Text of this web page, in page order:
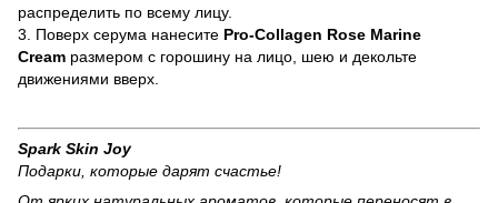
распределить по всему лицу.
3. Поверх серума нанесите Pro-Collagen Rose Marine
Cream размером с горошину на лицо, шею и декольте
движениями вверх.
Spark Skin Joy
Подарки, которые дарят счастье!